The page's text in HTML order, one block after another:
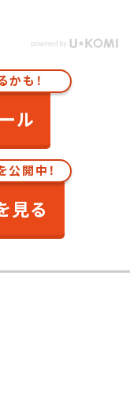
も！
ル
開中！
見る